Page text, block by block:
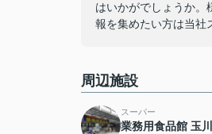
はいかがでしょうか。
報を集めたい方は当社
周辺施設
スーパー
業務用食品館 玉